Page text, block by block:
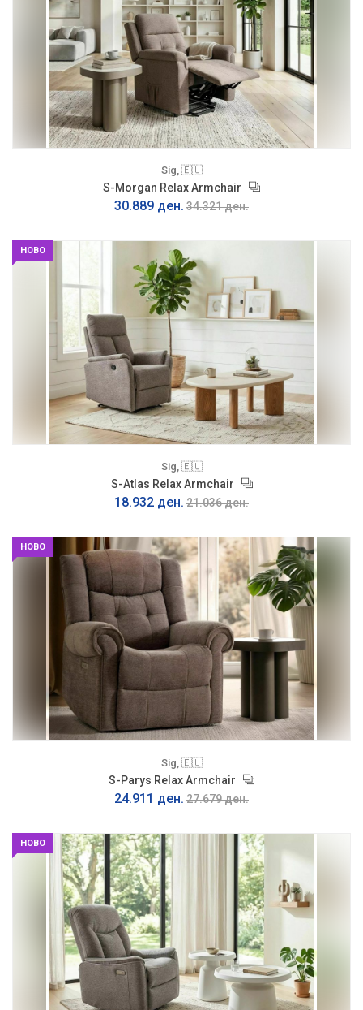
Sig, 🇪🇺
S-Morgan Relax Armchair
30.889 ден. 34.321 ден.
НОВО
Sig, 🇪🇺
S-Atlas Relax Armchair
18.932 ден. 21.036 ден.
НОВО
Sig, 🇪🇺
S-Parys Relax Armchair
24.911 ден. 27.679 ден.
НОВО